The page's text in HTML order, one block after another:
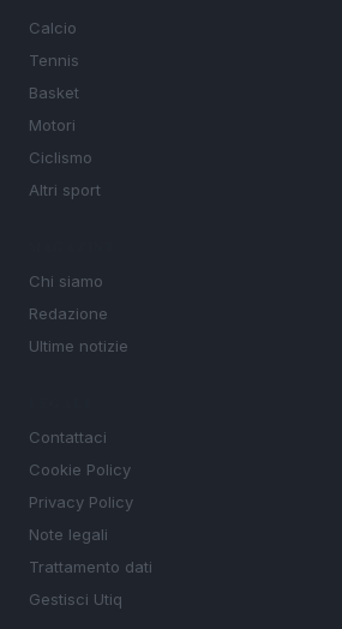
Calcio
Tennis
Basket
Motori
Ciclismo
Altri sport
Chi siamo
Redazione
Ultime notizie
Contattaci
Cookie Policy
Privacy Policy
Note legali
Trattamento dati
Gestisci Utiq